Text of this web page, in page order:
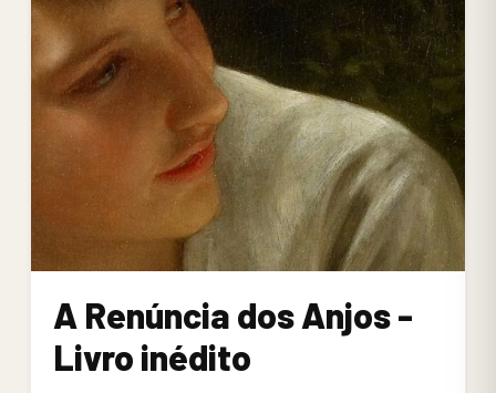
A Renúncia dos Anjos -
Livro inédito